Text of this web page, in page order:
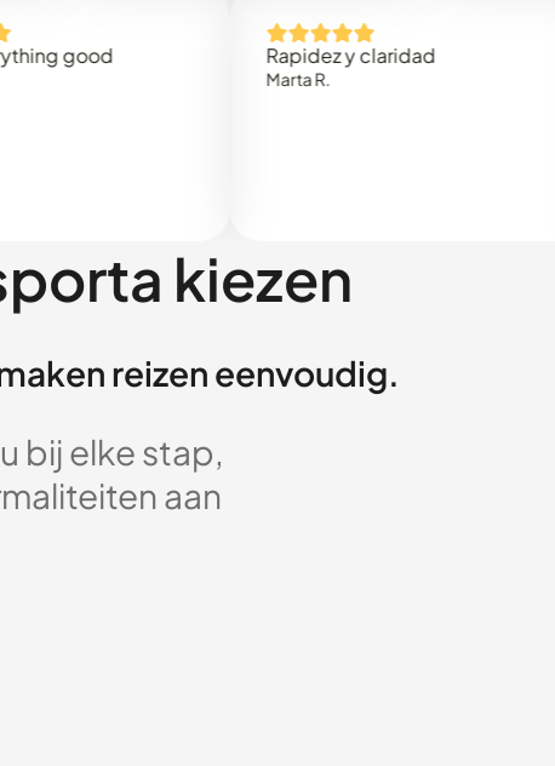
Rapidez y claridad
kiezen
reizen eenvoudig.
bij elke stap,
aan